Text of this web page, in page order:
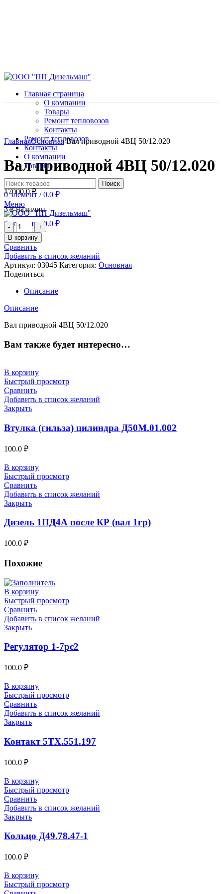
Главная страница
О компании
Товары
Ремонт тепловозов
Контакты
Ремонт тепловозов
Контакты
О компании
Товары
Поиск
0элемент / 0.0 ₽
Меню
0элемент / 0.0 ₽
Нажмите, чтобы увеличить
ГлавнаяОсновнаяВал приводной 4ВЦ 50/12.020
Вал приводной 4ВЦ 50/12.020
17000.0₽
3 в наличии
Количество
товара
Вал
приводной
4ВЦ
50/12.020
В корзину
Сравнить
Добавить в список желаний
Артикул: 03045 Категория: Основная
Поделиться
Описание
Описание
Вал приводной 4ВЦ 50/12.020
Вам также будет интересно…
В корзину
Быстрый просмотр
Сравнить
Добавить в список желаний
Закрыть
Втулка (гильза) цилиндра Д50М.01.002
100.0 ₽
В корзину
Быстрый просмотр
Сравнить
Добавить в список желаний
Закрыть
Дизель 1ПД4А после КР (вал 1гр)
100.0 ₽
Похожие
В корзину
Быстрый просмотр
Сравнить
Добавить в список желаний
Закрыть
Регулятор 1-7рс2
100.0 ₽
В корзину
Быстрый просмотр
Сравнить
Добавить в список желаний
Закрыть
Контакт 5ТХ.551.197
100.0 ₽
В корзину
Быстрый просмотр
Сравнить
Добавить в список желаний
Закрыть
Кольцо Д49.78.47-1
100.0 ₽
В корзину
Быстрый просмотр